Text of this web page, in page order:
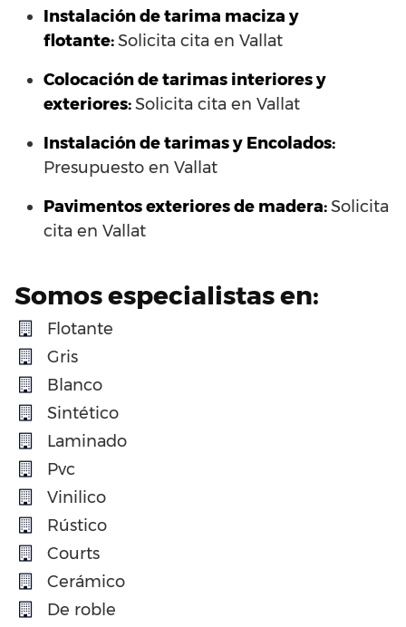
Instalación de tarima maciza y
flotante:Solicita cita en Vallat
Colocación de tarimas interiores y
exteriores:Solicita cita en Vallat
Instalación de tarimas y Encolados:
Presupuesto en Vallat
Pavimentos exteriores de madera:Solicita
cita en Vallat
Somos especialistas en:
Flotante
Gris
Blanco
Sintético
Laminado
Pvc
Vinilico
Rústico
Courts
Cerámico
De roble